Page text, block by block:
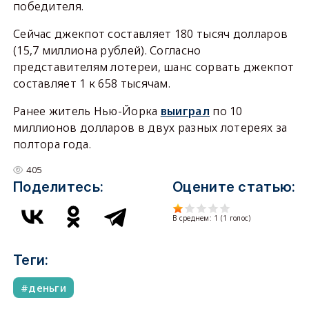
победителя.
Сейчас джекпот составляет 180 тысяч долларов
(15,7 миллиона рублей). Согласно
представителям лотереи, шанс сорвать джекпот
составляет 1 к 658 тысячам.
Ранее житель Нью-Йорка выиграл по 10
миллионов долларов в двух разных лотереях за
полтора года.
405
Поделитесь: Оцените статью:
В среднем: 1 (1 голос)
Теги:
деньги